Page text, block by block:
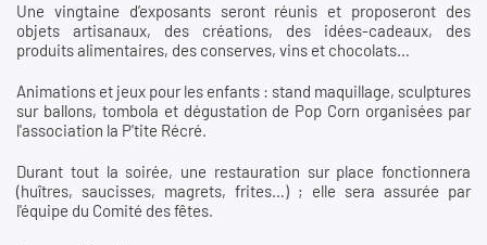
Une vingtaine d’exposants seront réunis et proposeront des
objets artisanaux, des créations, des idées-cadeaux, des
produits alimentaires, des conserves, vins et chocolats…
Animations et jeux pour les enfants : stand maquillage, sculptures
sur ballons, tombola et dégustation de Pop Corn organisées par
l'association la P'tite Récré.
Durant tout la soirée, une restauration sur place fonctionnera
(huîtres, saucisses, magrets, frites…) ; elle sera assurée par
l'équipe du Comité des fêtes.